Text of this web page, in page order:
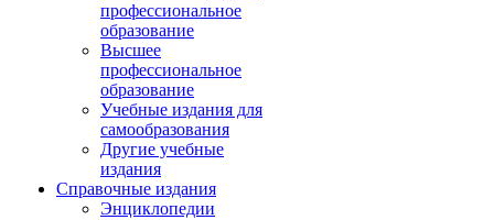
профессиональное
образование
Высшее
профессиональное
образование
Учебные издания для
самообразования
Другие учебные
издания
Справочные издания
Энциклопедии